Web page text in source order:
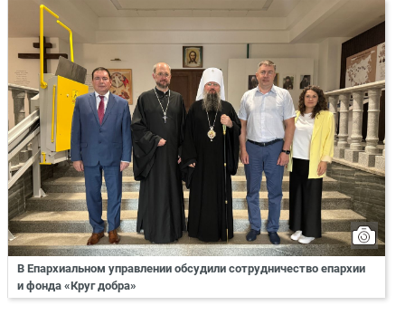
В Епархиальном управлении обсудили сотрудничество епархии
и фонда «Круг добра»